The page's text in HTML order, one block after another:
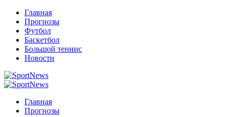
Перейти
содержимому
Главная
Прогнозы
Футбол
Баскетбол
Большой теннис
Новости
Primary
Главная
Прогнозы